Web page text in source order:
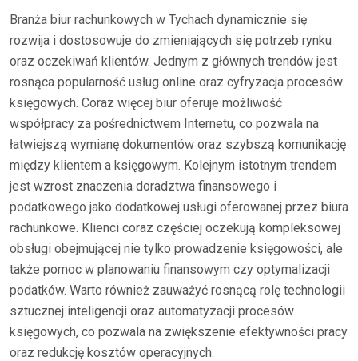
Branża biur rachunkowych w Tychach dynamicznie się
rozwija i dostosowuje do zmieniających się potrzeb rynku
oraz oczekiwań klientów. Jednym z głównych trendów jest
rosnąca popularność usług online oraz cyfryzacja procesów
księgowych. Coraz więcej biur oferuje możliwość
współpracy za pośrednictwem Internetu, co pozwala na
łatwiejszą wymianę dokumentów oraz szybszą komunikację
między klientem a księgowym. Kolejnym istotnym trendem
jest wzrost znaczenia doradztwa finansowego i
podatkowego jako dodatkowej usługi oferowanej przez biura
rachunkowe. Klienci coraz częściej oczekują kompleksowej
obsługi obejmującej nie tylko prowadzenie księgowości, ale
także pomoc w planowaniu finansowym czy optymalizacji
podatków. Warto również zauważyć rosnącą rolę technologii
sztucznej inteligencji oraz automatyzacji procesów
księgowych, co pozwala na zwiększenie efektywności pracy
oraz redukcję kosztów operacyjnych.